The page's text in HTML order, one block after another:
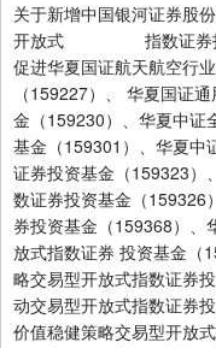
关于新增中国银河证券股
开放式 指数证券投资
促进华夏国证航天航空行
（159227）、 华夏国证
金（159230）、华夏中证
基金（159301）、华夏中
证券投资基金（159323）
数证券投资基金（159326
券投资基金（159368）
放式指数证券 投资基金
略交易型开放式指数证券
动交易型开放式指数证券
价值稳健策略交易型开放